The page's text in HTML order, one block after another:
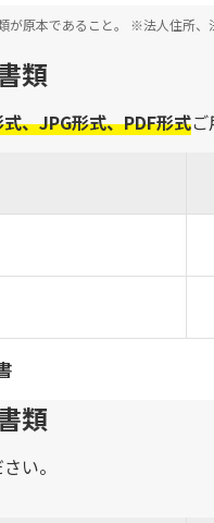
原本であること。 ※法人住所、
類
、JPG形式、PDF形式
類
い。